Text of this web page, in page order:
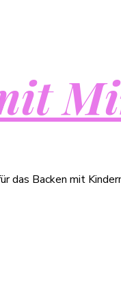
das Backen mit